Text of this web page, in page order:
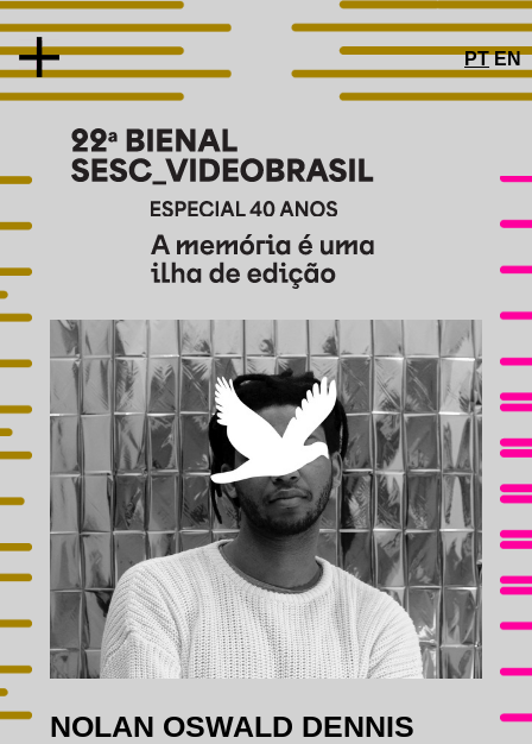
PT EN
CONCEITO
ARTISTAS E OBRAS
PRÊMIOS
JÚRI
TROFÉU
COMITÊ DE PRÉ-SELEÇÃO
ESPECIAL 40 ANOS
PROGRAMAS PÚBLICOS
EDUCATIVO
ACESSIBILIDADE
CATÁLOGO
AGENDA
GALERIAS DE FOTOS
IMPRENSA
NOLAN OSWALD DENNIS